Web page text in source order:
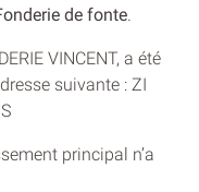
de fonte
VINCENT, a été
suivante : ZI
principal n’a